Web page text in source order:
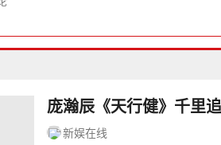
庞瀚辰《天行健》千里
新娱在线